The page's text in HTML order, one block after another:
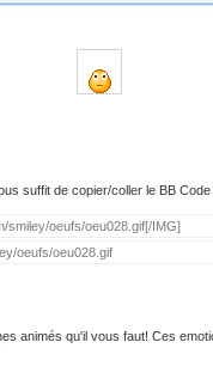
suffit de copier/coller le BB
animés qu'il vous faut! Ces